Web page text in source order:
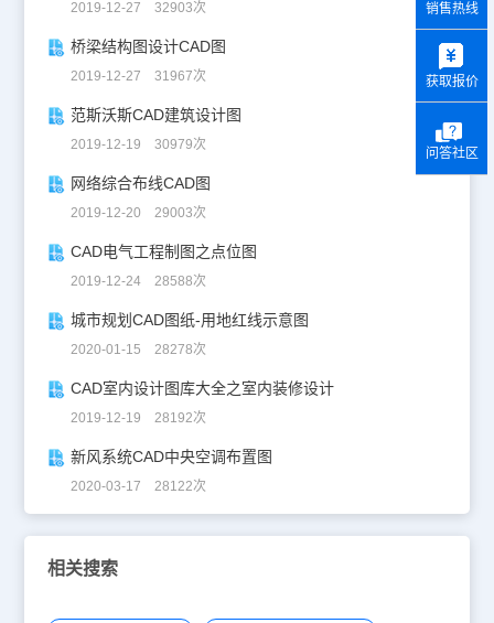
2019-12-27 32903次
桥梁结构图设计CAD图
2019-12-27 31967次
范斯沃斯CAD建筑设计图
2019-12-19 30979次
网络综合布线CAD图
2019-12-20 29003次
CAD电气工程制图之点位图
2019-12-24 28588次
城市规划CAD图纸-用地红线示意图
2020-01-15 28278次
CAD室内设计图库大全之室内装修设计
2019-12-19 28192次
新风系统CAD中央空调布置图
2020-03-17 28122次
相关搜索
销售热线
获取报价
问答社区